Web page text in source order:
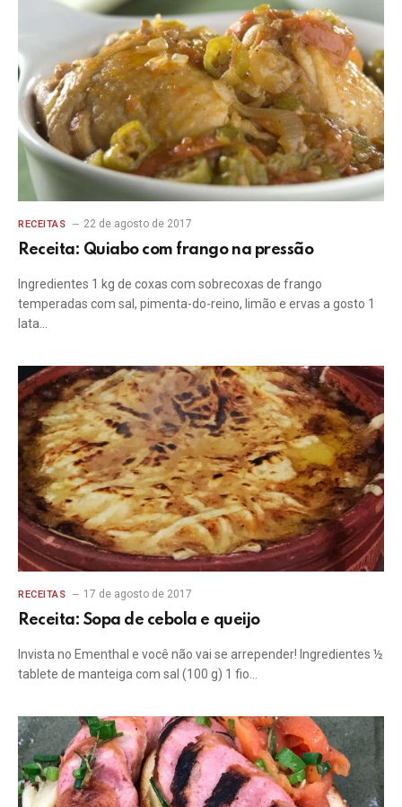
RECEITAS 22 de agosto de 2017
Receita: Quiabo com frango na pressão
Ingredientes 1 kg de coxas com sobrecoxas de frango
temperadas com sal, pimenta-do-reino, limão e ervas a gosto 1
lata…
RECEITAS 17 de agosto de 2017
Receita: Sopa de cebola e queijo
Invista no Ementhal e você não vai se arrepender! Ingredientes ½
tablete de manteiga com sal (100 g) 1 fio…